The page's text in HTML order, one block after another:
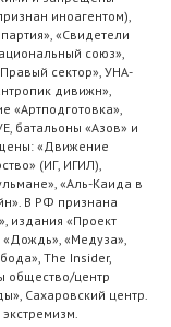
иноагентом),
«Свидетели
союз»,
сектор», УНА-
дивижн»,
«Артподготовка»,
батальоны «Азов» и
«Движение
(ИГ, ИГИЛ),
«Аль-Каида в
В РФ признана
издания «Проект
«Медуза»,
The Insider,
общество/центр
Сахаровский центр.